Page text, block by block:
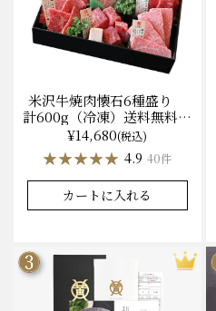
米沢牛焼肉懐石6種盛り
計600g（冷凍）送料無料
化粧箱入
¥14,680(税込)
★★★★★
★★★★★ 4.9 40件
カートに入れる